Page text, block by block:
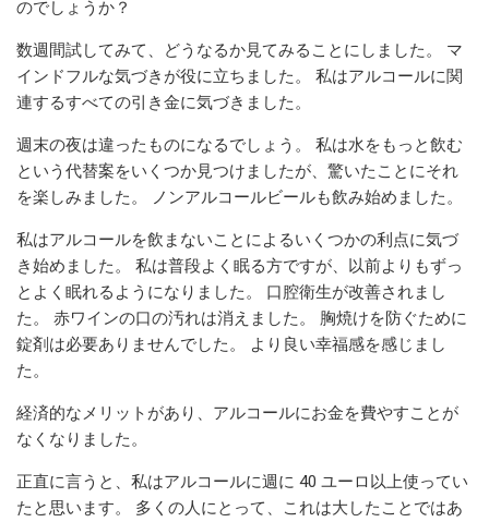
のでしょうか？
数週間試してみて、どうなるか見てみることにしました。 マ
インドフルな気づきが役に立ちました。 私はアルコールに関
連するすべての引き金に気づきました。
週末の夜は違ったものになるでしょう。 私は水をもっと飲む
という代替案をいくつか見つけましたが、驚いたことにそれ
を楽しみました。 ノンアルコールビールも飲み始めました。
私はアルコールを飲まないことによるいくつかの利点に気づ
き始めました。 私は普段よく眠る方ですが、以前よりもずっ
とよく眠れるようになりました。 口腔衛生が改善されまし
た。 赤ワインの口の汚れは消えました。 胸焼けを防ぐために
錠剤は必要ありませんでした。 より良い幸福感を感じまし
た。
経済的なメリットがあり、アルコールにお金を費やすことが
なくなりました。
正直に言うと、私はアルコールに週に 40 ユーロ以上使ってい
たと思います。 多くの人にとって、これは大したことではあ